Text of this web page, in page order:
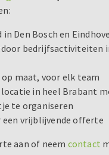
Den Bosch en
bedrijfsactiviteiten
maat, voor elk team
in heel Brabant
te organiseren
een vrijblijvende offerte
aan of neem contact